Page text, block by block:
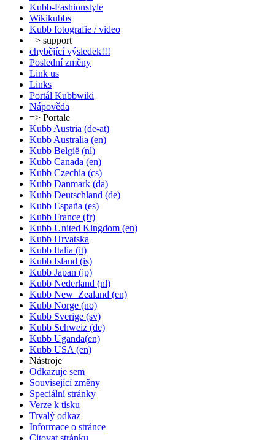
Kubb-Fashionstyle
Wikikubbs
Kubb fotografie / video
=> support
chybějící výsledek!!!
Poslední změny
Link us
Links
Portál Kubbwiki
Nápověda
=> Portale
Kubb Austria (de-at)
Kubb Australia (en)
Kubb België (nl)
Kubb Canada (en)
Kubb Czechia (cs)
Kubb Danmark (da)
Kubb Deutschland (de)
Kubb España (es)
Kubb France (fr)
Kubb United Kingdom (en)
Kubb Hrvatska
Kubb Italia (it)
Kubb Island (is)
Kubb Japan (jp)
Kubb Nederland (nl)
Kubb New_Zealand (en)
Kubb Norge (no)
Kubb Sverige (sv)
Kubb Schweiz (de)
Kubb Uganda(en)
Kubb USA (en)
Nástroje
Odkazuje sem
Související změny
Speciální stránky
Verze k tisku
Trvalý odkaz
Informace o stránce